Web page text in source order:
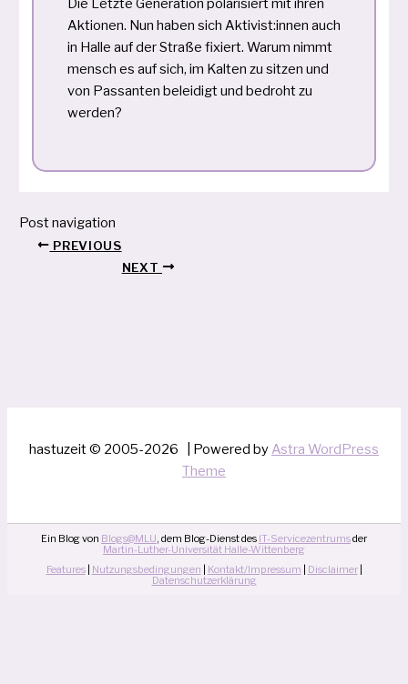
Die Letzte Generation polarisiert mit ihren
Aktionen. Nun haben sich Aktivist:innen auch
in Halle auf der Straße fixiert. Warum nimmt
mensch es auf sich, im Kalten zu sitzen und
von Passanten beleidigt und bedroht zu
werden?
Post navigation
PREVIOUS
NEXT
hastuzeit © 2005-2026 | Powered by Astra WordPress
Theme
Ein Blog von Blogs@MLU, dem Blog-Dienst des IT-Servicezentrumsder
Martin-Luther-Universität Halle-Wittenberg
Features| Nutzungsbedingungen Kontakt/Impressum Disclaimer|
Datenschutzerklärung